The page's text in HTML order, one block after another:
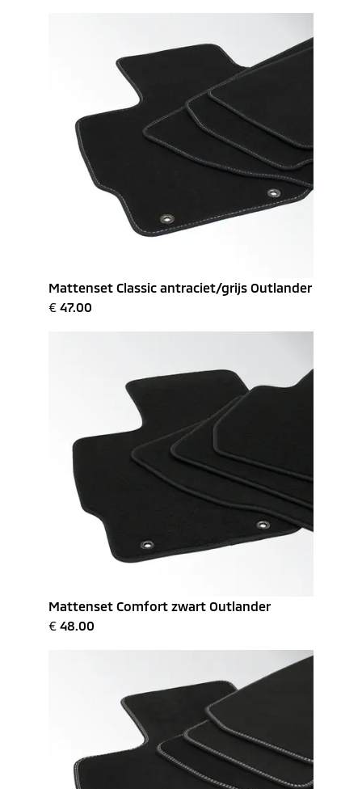
Mattenset Classic antraciet/grijs Outlander
€ 47.00
Mattenset Comfort zwart Outlander
€ 48.00